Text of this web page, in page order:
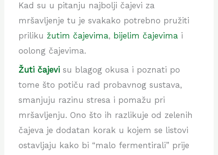
Kad su u pitanju najbolji čajevi za
mršavljenje tu je svakako potrebno pružiti
priliku žutim čajevima, bijelim čajevimai
oolong čajevima.
Žuti čajevi su blagog okusa i poznati po
tome što potiču rad probavnog sustava,
smanjuju razinu stresa i pomažu pri
mršavljenju. Ono što ih razlikuje od zelenih
čajeva je dodatan korak u kojem se listovi
ostavljaju kako bi “malo fermentirali” prije